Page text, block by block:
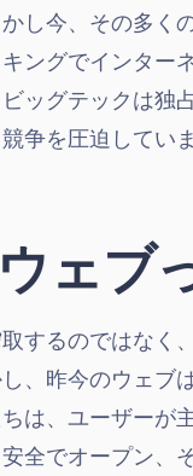
し今、その多く
ングでインター
ッグテックは独
争を圧迫してい
ェブ
するのではなく
、昨今のウェブ
は、ユーザーが
全でオープン、